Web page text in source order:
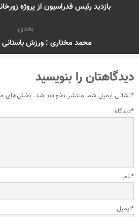
بازدید رئیس فدراسیون از پروژه
بعدی
محمد مختاری : ورزش
دیدگاهتان را بنویسید
نشانی ایمیل شما منتشر نخواهد شد. بخش‌های
*
دیدگاه*
نام*
ایمیل*